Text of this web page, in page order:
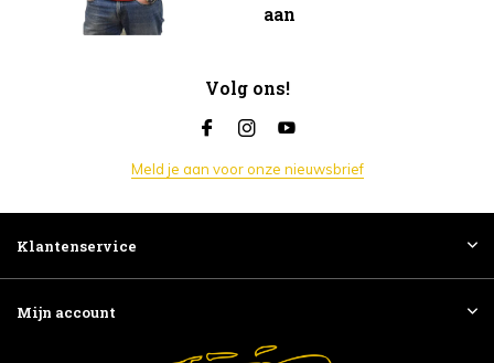
aan
Volg ons!
Meld je aan voor onze nieuwsbrief
Klantenservice
Mijn account